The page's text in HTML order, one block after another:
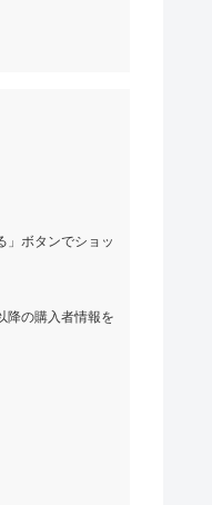
」ボタンでショッ
降の購入者情報を